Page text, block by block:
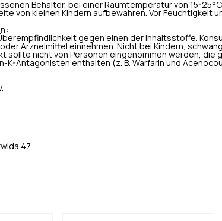
Behälter, bei einer Raumtemperatur von 15-
von kleinen Kindern aufbewahren. Vor Feuchtigkeit
gegen einen der Inhaltsstoffe.
Arzneimittel einnehmen. Nicht bei Kindern,
sollte nicht von Personen eingenommen werden, die
K-Antagonisten enthalten (z. B. Warfarin und
47